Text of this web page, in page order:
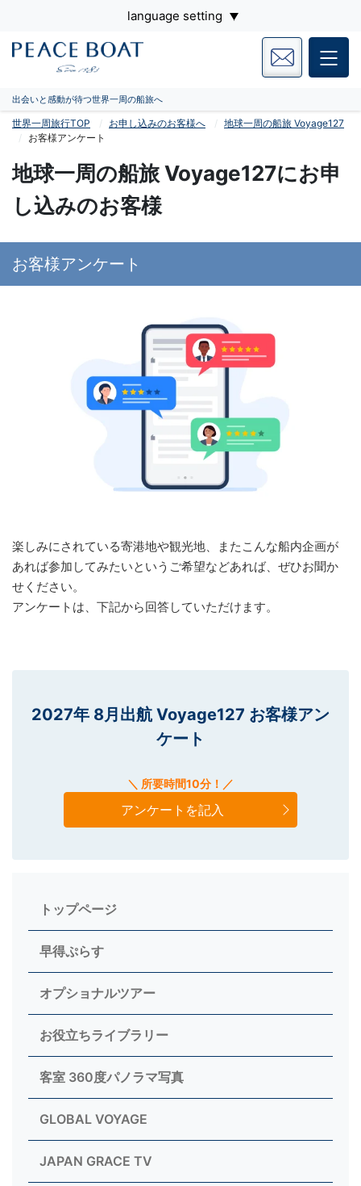
language setting
出会いと感動が待つ世界一周の船旅へ
世界一周旅行TOP お申し込みのお客様へ
地球一周の船旅 Voyage127
お客様アンケート
地球一周の船旅 Voyage127にお申
し込みのお客様
トップページ
早得ぷらす
オプショナルツアー
お役立ちライブラリー
客室 360度パノラマ写真
GLOBAL VOYAGE
JAPAN GRACE TV
お客様アンケート
楽しみにされている寄港地や観光地、またこんな船内企画が
あれば参加してみたいというご希望などあれば、ぜひお聞か
せください。
アンケートは、下記から回答していただけます。
2027年 8月出航 Voyage127 お客様アン
ケート
＼ 所要時間10分！／
アンケートを記入